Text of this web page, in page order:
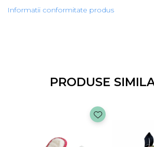
Informatii conformitate produs
PRODUSE